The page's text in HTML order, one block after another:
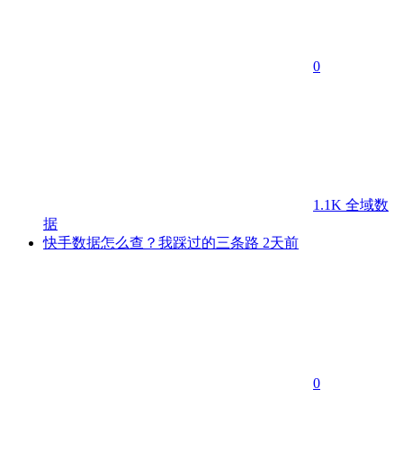
0
1.1K 全域数
据
快手数据怎么查？我踩过的三条路 2天前
0